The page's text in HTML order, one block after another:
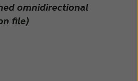
omnidirectional
file)